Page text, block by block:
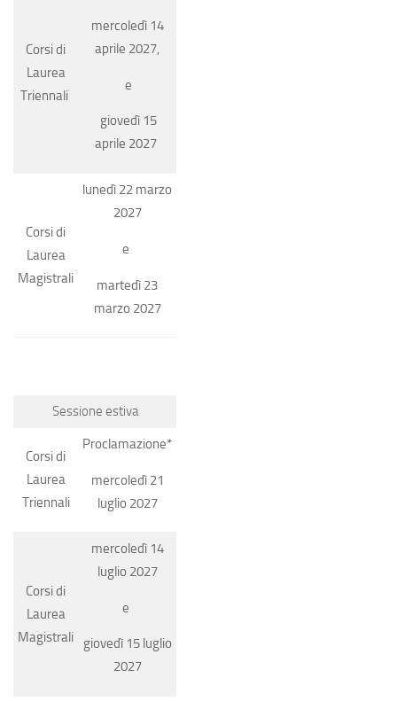
Corsi di
Laurea
Triennali
mercoledì 14
aprile 2027,
e
giovedì 15
aprile 2027
Corsi di
Laurea
Magistrali
lunedì 22 marzo
2027
e
martedì 23
marzo 2027
Sessione estiva
Corsi di
Laurea
Triennali
Proclamazione*
mercoledì 21
luglio 2027
Corsi di
Laurea
Magistrali
mercoledì 14
luglio 2027
e
giovedì 15 luglio
2027